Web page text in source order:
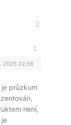
2025 22:56
průzkum
není,